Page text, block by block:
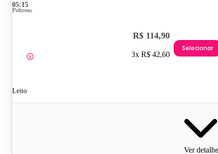
05:15
Poltrona
Leito
R$ 114,90
3x R$ 42,60
Selecionar
Ver